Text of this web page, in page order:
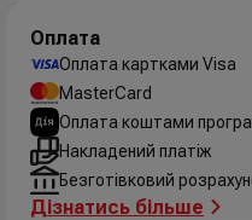
Оплата
Оплата картками Visa
MasterCard
Оплата коштами
Накладений платіж
Безготівковий
Дізнатись більше